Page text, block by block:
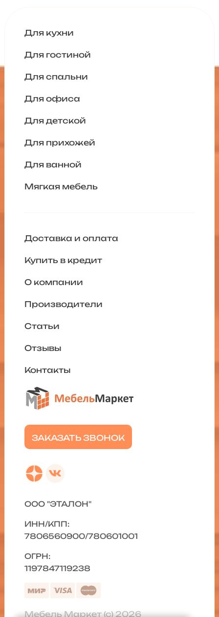
Для кухни
Для гостиной
Для спальни
Для офиса
Для детской
Для прихожей
Для ванной
Мягкая мебель
ЗАКАЗАТЬ ЗВОНОК
Доставка и оплата
Купить в кредит
О компании
Производители
Статьи
Отзывы
Контакты
ООО "ЭТАЛОН"
ИНН/КПП:
7806560900/780601001
ОГРН:
1197847119238
Мебель Маркет (с) 2026